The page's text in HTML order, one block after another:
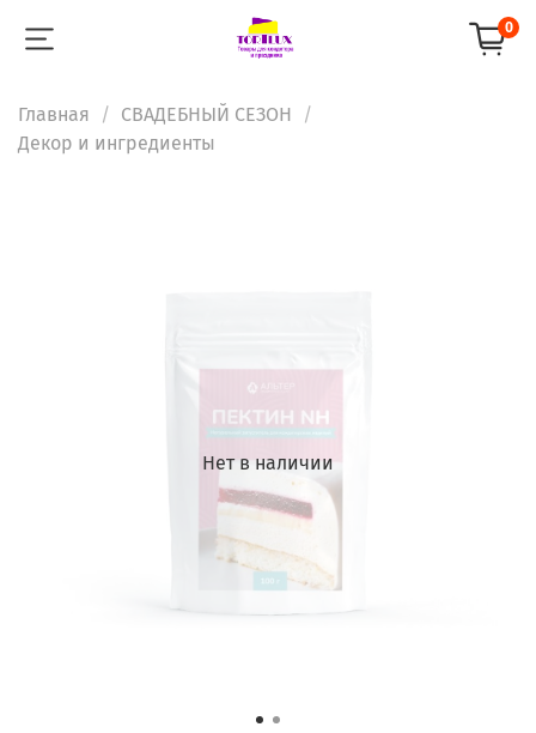
0
Главная
СВАДЕБНЫЙ СЕЗОН
Декор и ингредиенты
Нет в наличии